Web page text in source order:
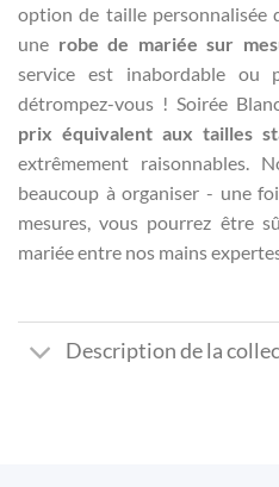
option de taille
une robe de mariée sur
service est inabordable ou
détrompez-vous ! Soirée
prix équivalent aux tailles
extrêmement raisonnables.
beaucoup à organiser - une
mesures, vous pourrez être
mariée entre nos mains
Description de la